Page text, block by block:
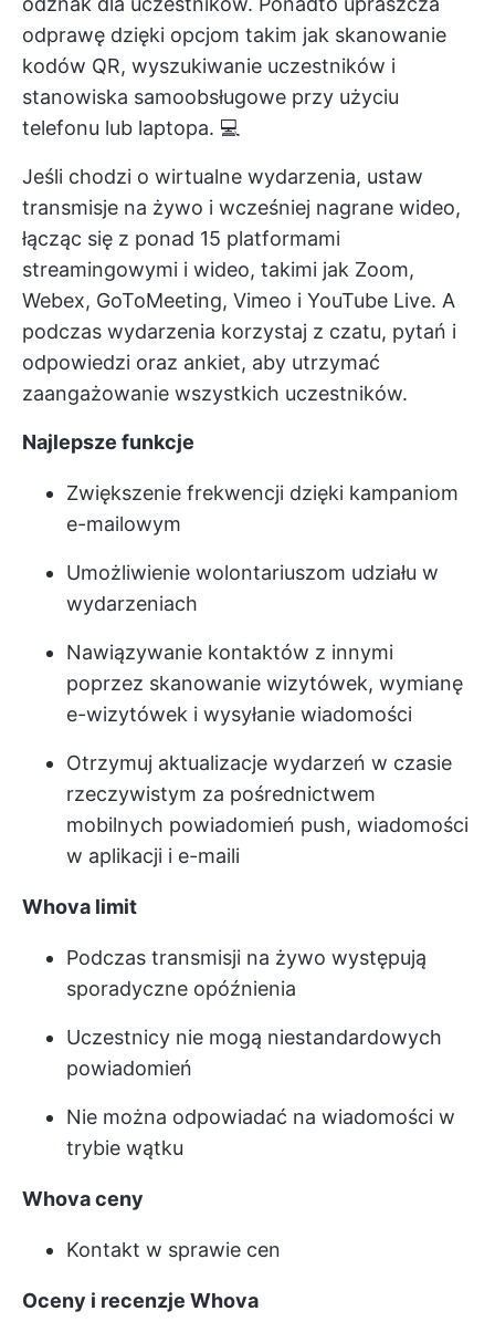
odprawę dzięki opcjom takim jak skanowanie
kodów QR, wyszukiwanie uczestników i
stanowiska samoobsługowe przy użyciu
telefonu lub laptopa. 💻
Jeśli chodzi o wirtualne wydarzenia, ustaw
transmisje na żywo i wcześniej nagrane wideo,
łącząc się z ponad 15 platformami
streamingowymi i wideo, takimi jak Zoom,
Webex, GoToMeeting, Vimeo i YouTube Live. A
podczas wydarzenia korzystaj z czatu, pytań i
odpowiedzi oraz ankiet, aby utrzymać
zaangażowanie wszystkich uczestników.
Najlepsze funkcje
Zwiększenie frekwencji dzięki kampaniom
e-mailowym
Umożliwienie wolontariuszom udziału w
wydarzeniach
Nawiązywanie kontaktów z innymi
poprzez skanowanie wizytówek, wymianę
e-wizytówek i wysyłanie wiadomości
Otrzymuj aktualizacje wydarzeń w czasie
rzeczywistym za pośrednictwem
mobilnych powiadomień push, wiadomości
w aplikacji i e-maili
Whova limit
Podczas transmisji na żywo występują
sporadyczne opóźnienia
Uczestnicy nie mogą niestandardowych
powiadomień
Nie można odpowiadać na wiadomości w
trybie wątku
Whovaceny
Kontakt w sprawie cen
Oceny i recenzje Whova